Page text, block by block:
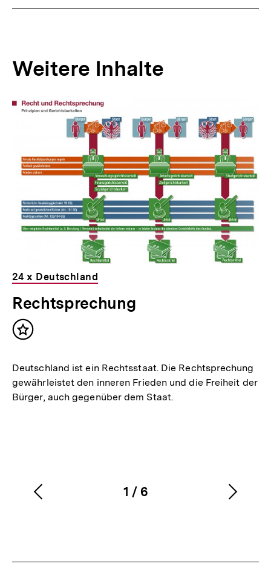
Weitere Inhalte
Inhaltskarousell
für
Inhaltskarussell
überspringen
24 x Deutschland
Rechtsprechung
Inhalt
Deutschland ist ein Rechtsstaat. Die Rechtsprechung
gewährleistet den inneren Frieden und die Freiheit der
Bürger, auch gegenüber dem Staat.
Karussellinhalt
1
von
/ 6
Vorherigen